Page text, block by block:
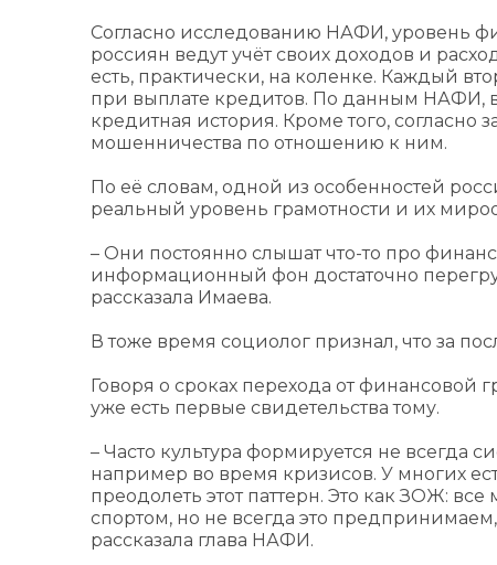
Согласно исследованию НАФИ, уровень
россиян ведут учёт своих доходов и
есть, практически, на коленке. Каждый
при выплате кредитов. По данным НАФИ,
кредитная история. Кроме того, согласно
мошенничества по отношению к ним.
По её словам, одной из особенностей
реальный уровень грамотности и их
– Они постоянно слышат что-то про
информационный фон достаточно
рассказала Имаева.
В тоже время социолог признал, что за
Говоря о сроках перехода от финансовой
уже есть первые свидетельства тому.
– Часто культура формируется не всегда
например во время кризисов. У многих
преодолеть этот паттерн. Это как ЗОЖ:
спортом, но не всегда это
рассказала глава НАФИ.